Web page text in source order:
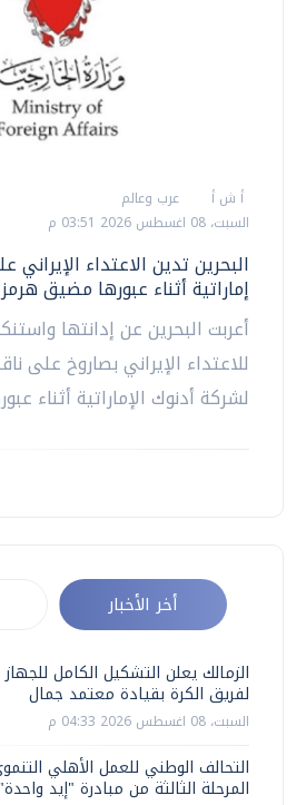
أ ش أ
عرب وعالم
السبت، 08 اغسطس 2026 03:51 م
البحرين تدين الاعتداء الإيراني
إماراتية أثناء عبورها مضيق هرمز
أعربت البحرين عن إدانتها
للاعتداء الإيراني بصاروخ على
لشركة أدنوك الإماراتية أثناء
أخر الأخبار
الزمالك يعلن التشكيل الكامل
لفريق الكرة بقيادة معتمد جمال
السبت، 08 اغسطس 2026 04:33 م
التحالف الوطني للعمل الأهلي
المرحلة الثالثة من مبادرة "إيد واحدة"